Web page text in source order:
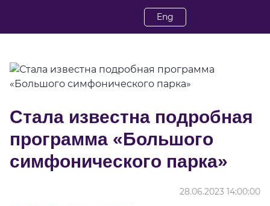
Eng
Стала известна подробная
программа «Большого
симфонического парка»
28.06.2023 14:00:00